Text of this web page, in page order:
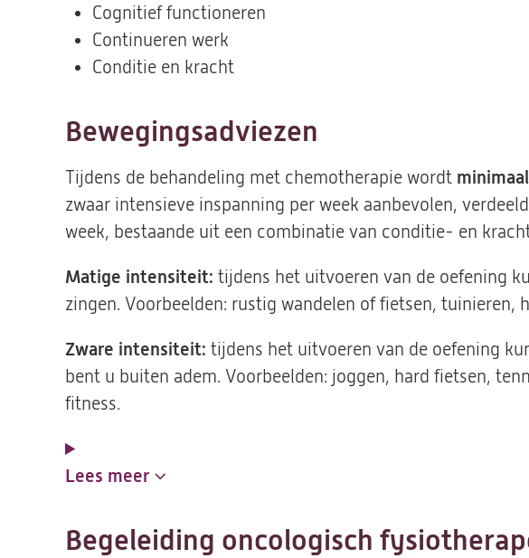
Cognitief functioneren
Continueren werk
Conditie en kracht
Bewegingsadviezen
Tijdens de behandeling met chemotherapie wordt
zwaar intensieve inspanning per week aanbevolen,
week, bestaande uit een combinatie van conditie- en
Matige intensiteit: tijdens het uitvoeren van de oefening
zingen. Voorbeelden: rustig wandelen of fietsen, tuinieren,
Zware intensiteit: tijdens het uitvoeren van de oefening
bent u buiten adem. Voorbeelden: joggen, hard fietsen,
fitness.
Lees meer
Begeleiding oncologisch